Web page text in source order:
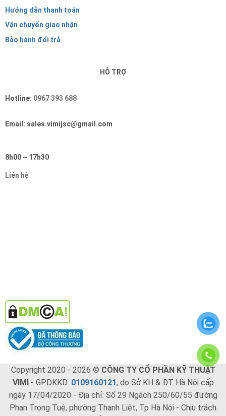
Hướng dẫn thanh toán
Vận chuyển giao nhận
Bảo hành đổi trả
HỖ TRỢ
Hotline: 0967 393 688
Email: sales.vimijsc@gmail.com
8h00 ~ 17h30
Liên hệ
Copyright 2020 - 2026 © CÔNG TY CỔ PHẦN KỸ THUẬT
VIMI- GPDKKD: 0109160121, do Sở KH & ĐT Hà Nội cấp
ngày 17/04/2020 - Địa chỉ: Số 29 Ngách 250/60/55 đường
Phan Trọng Tuệ, phường Thanh Liệt, Tp Hà Nội - Chịu trách